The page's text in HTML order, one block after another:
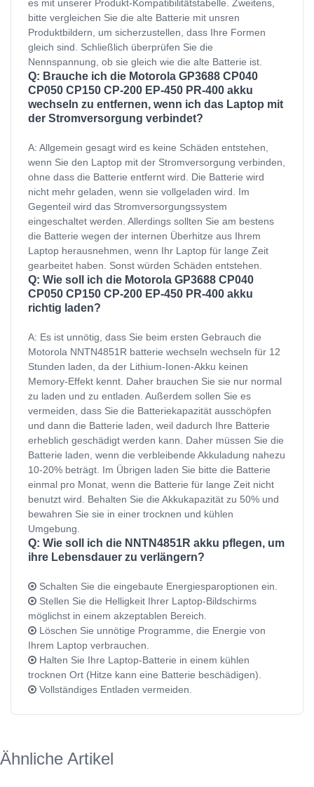
es mit unserer Produkt-Kompatibilitätstabelle. Zweitens,
bitte vergleichen Sie die alte Batterie mit unsren
Produktbildern, um sicherzustellen, dass Ihre Formen
gleich sind. Schließlich überprüfen Sie die
Nennspannung, ob sie gleich wie die alte Batterie ist.
Q: Brauche ich die Motorola GP3688 CP040
CP050 CP150 CP-200 EP-450 PR-400 akku
wechseln zu entfernen, wenn ich das Laptop mit
der Stromversorgung verbindet?
A: Allgemein gesagt wird es keine Schäden entstehen,
wenn Sie den Laptop mit der Stromversorgung verbinden,
ohne dass die Batterie entfernt wird. Die Batterie wird
nicht mehr geladen, wenn sie vollgeladen wird. Im
Gegenteil wird das Stromversorgungssystem
eingeschaltet werden. Allerdings sollten Sie am bestens
die Batterie wegen der internen Überhitze aus Ihrem
Laptop herausnehmen, wenn Ihr Laptop für lange Zeit
gearbeitet haben. Sonst würden Schäden entstehen.
Q: Wie soll ich die Motorola GP3688 CP040
CP050 CP150 CP-200 EP-450 PR-400 akku
richtig laden?
A: Es ist unnötig, dass Sie beim ersten Gebrauch die
Motorola NNTN4851R batterie wechseln wechseln für 12
Stunden laden, da der Lithium-Ionen-Akku keinen
Memory-Effekt kennt. Daher brauchen Sie sie nur normal
zu laden und zu entladen. Außerdem sollen Sie es
vermeiden, dass Sie die Batteriekapazität ausschöpfen
und dann die Batterie laden, weil dadurch Ihre Batterie
erheblich geschädigt werden kann. Daher müssen Sie die
Batterie laden, wenn die verbleibende Akkuladung nahezu
10-20% beträgt. Im Übrigen laden Sie bitte die Batterie
einmal pro Monat, wenn die Batterie für lange Zeit nicht
benutzt wird. Behalten Sie die Akkukapazität zu 50% und
bewahren Sie sie in einer trocknen und kühlen
Umgebung.
Q: Wie soll ich die NNTN4851R akku pflegen, um
ihre Lebensdauer zu verlängern?
Schalten Sie die eingebaute Energiesparoptionen ein.
Stellen Sie die Helligkeit Ihrer Laptop-Bildschirms
möglichst in einem akzeptablen Bereich.
Löschen Sie unnötige Programme, die Energie von
Ihrem Laptop verbrauchen.
Halten Sie Ihre Laptop-Batterie in einem kühlen
trocknen Ort (Hitze kann eine Batterie beschädigen).
Vollständiges Entladen vermeiden.
Ähnliche Artikel